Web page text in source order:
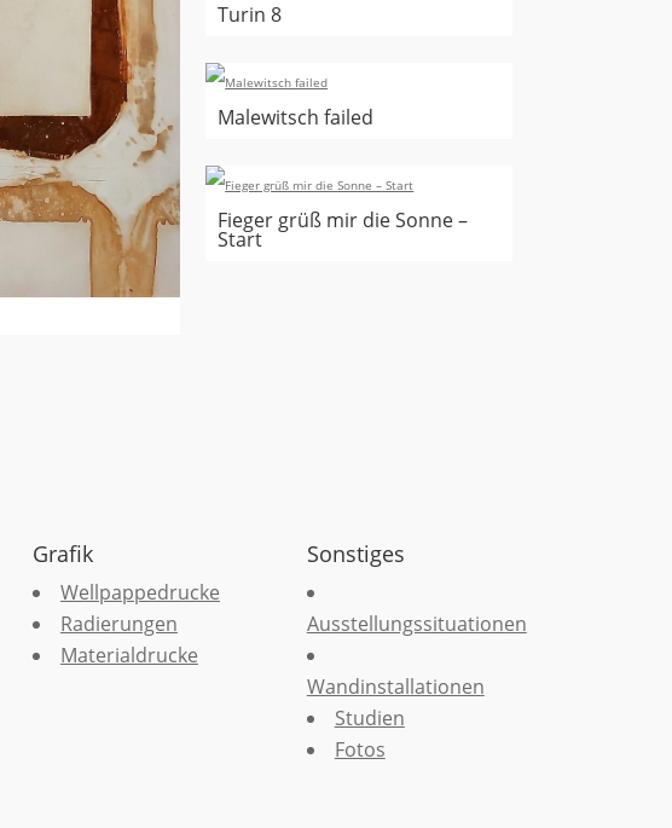
Turin 8
Malewitsch failed
Fieger grüß mir die Sonne –
Start
Grafik
Wellpappedrucke
Radierungen
Materialdrucke
Sonstiges
Ausstellungssituationen
Wandinstallationen
Studien
Fotos